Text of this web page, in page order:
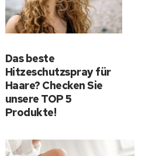
Das beste
Hitzeschutzspray für
Haare? Checken Sie
unsere TOP 5
Produkte!